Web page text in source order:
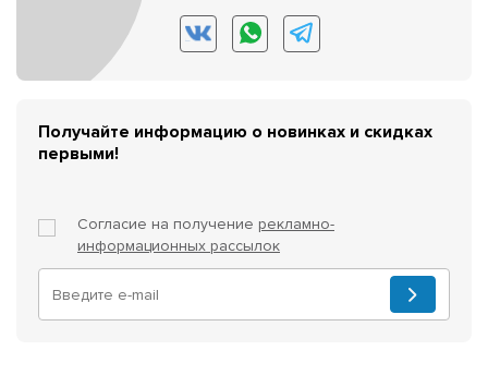
Получайте информацию о новинках и скидках
первыми!
Согласие на получение рекламно-
информационных рассылок